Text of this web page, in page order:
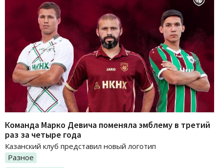
Команда Марко Девича поменяла эмблему в третий
раз за четыре года
Казанский клуб представил новый логотип
Разное